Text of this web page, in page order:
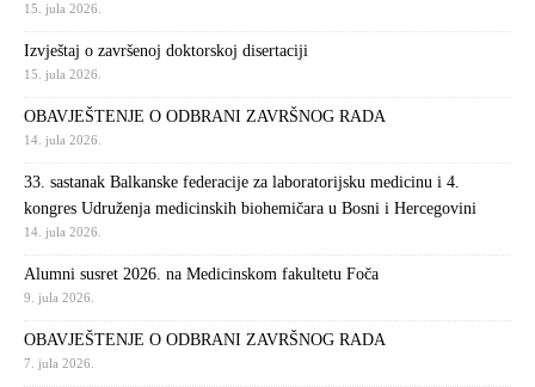
15. jula 2026.
Izvještaj o završenoj doktorskoj disertaciji
15. jula 2026.
OBAVJEŠTENJE O ODBRANI ZAVRŠNOG RADA
14. jula 2026.
33. sastanak Balkanske federacije za laboratorijsku medicinu i 4.
kongres Udruženja medicinskih biohemičara u Bosni i Hercegovini
14. jula 2026.
Alumni susret 2026. na Medicinskom fakultetu Foča
9. jula 2026.
OBAVJEŠTENJE O ODBRANI ZAVRŠNOG RADA
7. jula 2026.